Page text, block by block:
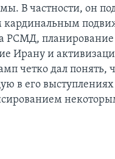
В частности, он
РСМД, планирование
Ирану и
четко дал понять,
в его